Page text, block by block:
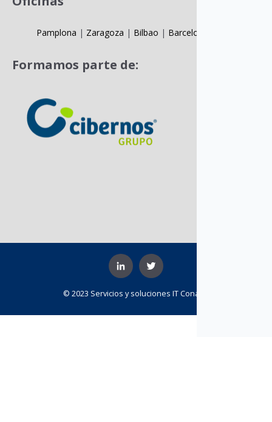
Pamplona | Zaragoza | Bilbao | Barcelona
Formamos parte de:
© 2023 Servicios y soluciones IT Conasa.